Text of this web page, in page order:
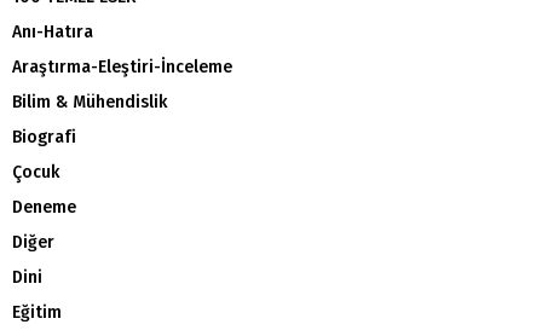
Anı-Hatıra
Araştırma-Eleştiri-İnceleme
Bilim & Mühendislik
Biografi
Çocuk
Deneme
Diğer
Dini
Eğitim